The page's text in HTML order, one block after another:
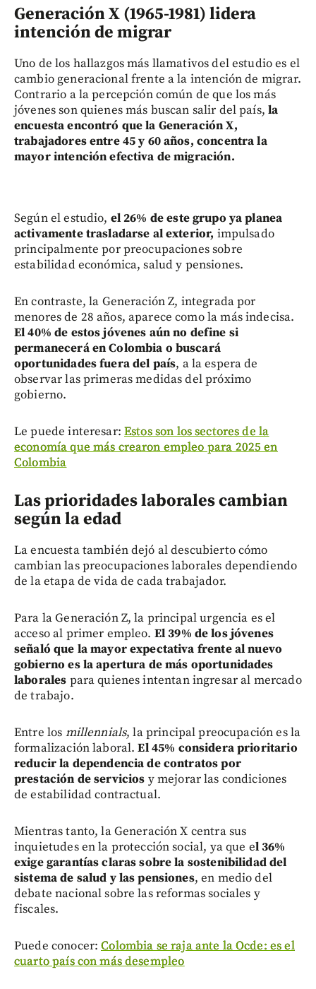
Generación X (1965-1981) lidera
intención de migrar
Uno de los hallazgos más llamativos del estudio es el
cambio generacional frente a la intención de migrar.
Contrario a la percepción común de que los más
jóvenes son quienes más buscan salir del país,la
encuesta encontró que la Generación X,
trabajadores entre 45 y 60 años, concentra la
mayor intención efectiva de migración.
Según el estudio, el 26% de este grupo ya planea
activamente trasladarse al exterior, impulsado
principalmente por preocupaciones sobre
estabilidad económica, salud y pensiones.
En contraste, la Generación Z, integrada por
menores de 28 años, aparece como la más indecisa.
El 40% de estos jóvenes aún no define si
permanecerá en Colombia o buscará
oportunidades fuera del país, a la espera de
observar las primeras medidas del próximo
gobierno.
Le puede interesar: Estos son los sectores de la
economía que más crearon empleo para 2025 en
Colombia
Las prioridades laborales cambian
según la edad
La encuesta también dejó al descubierto cómo
cambian las preocupaciones laborales dependiendo
de la etapa de vida de cada trabajador.
Para la Generación Z, la principal urgencia es el
acceso al primer empleo. El 39% de los jóvenes
señaló que la mayor expectativa frente al nuevo
gobierno es la apertura de más oportunidades
laborales para quienes intentan ingresar al mercado
de trabajo.
Entre los millennials, la principal preocupación es la
formalización laboral.El 45% considera prioritario
reducir la dependencia de contratos por
prestación de servicios y mejorar las condiciones
de estabilidad contractual.
Mientras tanto, la Generación X centra sus
inquietudes en la protección social, ya que el 36%
exige garantías claras sobre la sostenibilidad del
sistema de salud y las pensiones, en medio del
debate nacional sobre las reformas sociales y
fiscales.
Puede conocer:Colombia se raja ante la Ocde: es el
cuarto país con más desempleo